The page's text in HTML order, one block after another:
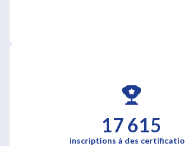
17 615
inscriptions à des